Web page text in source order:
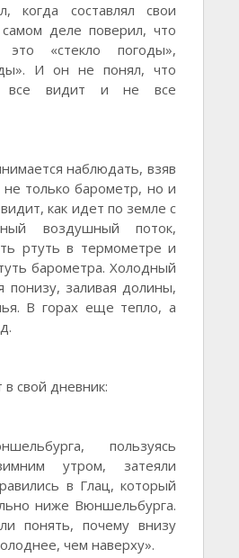
когда составлял свои
деле поверил, что
«стекло погоды»,
И он не понял, что
все видит и не все
наблюдать, взяв
только барометр, но и
как идет по земле с
воздушный поток,
ртуть в термометре и
барометра. Холодный
понизу, заливая долины,
В горах еще тепло, а
свой дневник:
пользуясь
утром, затеяли
в Глац, который
ниже Вюншельбурга.
понять, почему внизу
чем наверху».